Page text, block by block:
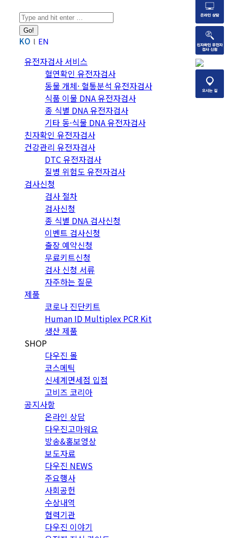
Search:
KO EN
유전자검사 서비스
혈연확인 유전자검사
동물 개체· 혈통분석 유전자검사
식품 이물 DNA 유전자검사
종 식별 DNA 유전자검사
기타 동·식물 DNA 유전자검사
친자확인 유전자검사
건강관리 유전자검사
DTC 유전자검사
질병 위험도 유전자검사
검사신청
검사 절차
검사신청
종 식별 DNA 검사신청
이벤트 검사신청
출장 예약신청
무료키트신청
검사 신청 서류
자주하는 질문
제품
코로나 진단키트
Human ID Multiplex PCR Kit
생산 제품
SHOP
다우진 몰
코스메틱
신세계면세점 입점
고비즈 코리아
공지사항
온라인 상담
다우진고마워요
방송&홍보영상
보도자료
다우진 NEWS
주요행사
사회공헌
수상내역
협력기관
다우진 이야기